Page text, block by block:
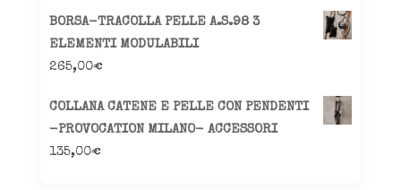
BORSA-TRACOLLA PELLE A.S.98 3
ELEMENTI MODULABILI
265,00€
COLLANA CATENE E PELLE CON PENDENTI
-PROVOCATION MILANO- ACCESSORI
135,00€